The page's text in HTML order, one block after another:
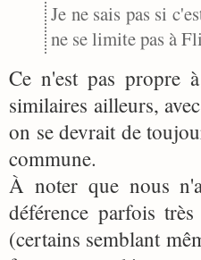
Je ne sais pas si
ne se limite pas à
Ce n'est pas propre
similaires ailleurs,
on se devrait de
commune.
À noter que nous
déférence parfois
(certains semblant